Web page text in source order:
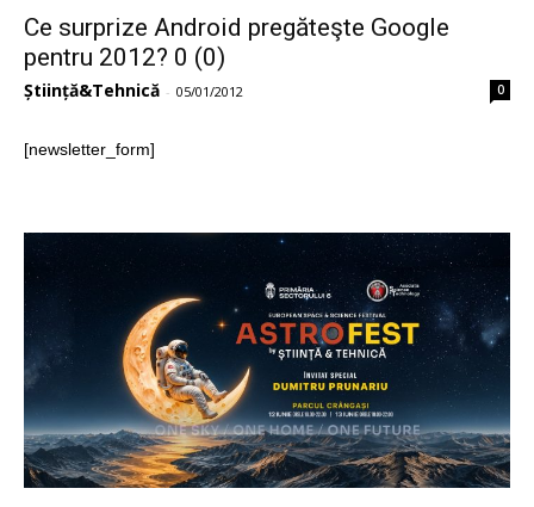
Ce surprize Android pregăteşte Google
pentru 2012? 0 (0)
Știință&Tehnică - 05/01/2012 0
[newsletter_form]